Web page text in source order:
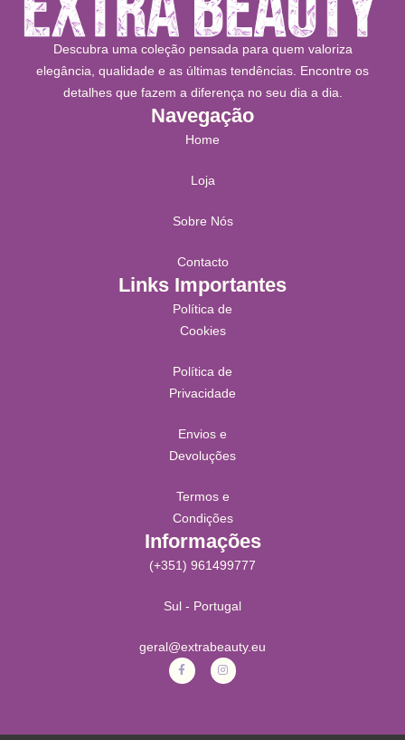
Descubra uma coleção pensada para quem valoriza
elegância, qualidade e as últimas tendências. Encontre os
detalhes que fazem a diferença no seu dia a dia.
Navegação
Home
Loja
Sobre Nós
Contacto
Links Importantes
Política de
Cookies
Política de
Privacidade
Envios e
Devoluções
Termos e
Condições
Informações
(+351) 961499777
Sul - Portugal
geral@extrabeauty.eu